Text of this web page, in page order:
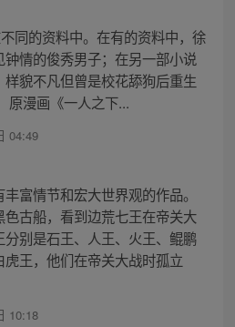
同的资料中。在有的资料中，徐
情的俊秀男子；在另一部小说
貌不凡但曾是校花舔狗后重生
原漫画《一人之下...
04:49
富情节和宏大世界观的作品。
古船，看到边荒七王在帝关大
别是石王、人王、火王、鲲鹏
王，他们在帝关大战时孤立
10:18